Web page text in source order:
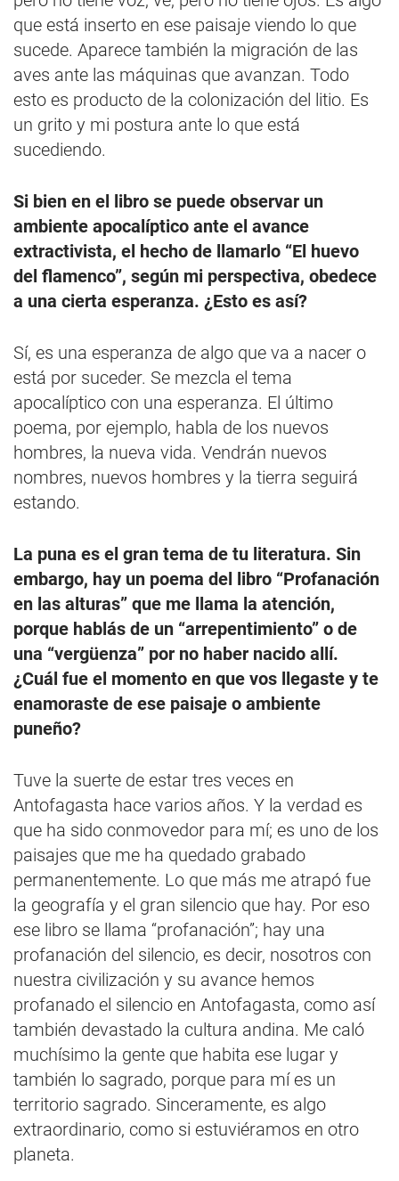
que está inserto en ese paisaje viendo lo que
sucede. Aparece también la migración de las
aves ante las máquinas que avanzan. Todo
esto es producto de la colonización del litio. Es
un grito y mi postura ante lo que está
sucediendo.
Si bien en el libro se puede observar un
ambiente apocalíptico ante el avance
extractivista, el hecho de llamarlo “El huevo
del flamenco”, según mi perspectiva, obedece
a una cierta esperanza. ¿Esto es así?
Sí, es una esperanza de algo que va a nacer o
está por suceder. Se mezcla el tema
apocalíptico con una esperanza. El último
poema, por ejemplo, habla de los nuevos
hombres, la nueva vida. Vendrán nuevos
nombres, nuevos hombres y la tierra seguirá
estando.
La puna es el gran tema de tu literatura. Sin
embargo, hay un poema del libro “Profanación
en las alturas” que me llama la atención,
porque hablás de un “arrepentimiento” o de
una “vergüenza” por no haber nacido allí.
¿Cuál fue el momento en que vos llegaste y te
enamoraste de ese paisaje o ambiente
puneño?
Tuve la suerte de estar tres veces en
Antofagasta hace varios años. Y la verdad es
que ha sido conmovedor para mí; es uno de los
paisajes que me ha quedado grabado
permanentemente. Lo que más me atrapó fue
la geografía y el gran silencio que hay. Por eso
ese libro se llama “profanación”; hay una
profanación del silencio, es decir, nosotros con
nuestra civilización y su avance hemos
profanado el silencio en Antofagasta, como así
también devastado la cultura andina. Me caló
muchísimo la gente que habita ese lugar y
también lo sagrado, porque para mí es un
territorio sagrado. Sinceramente, es algo
extraordinario, como si estuviéramos en otro
planeta.